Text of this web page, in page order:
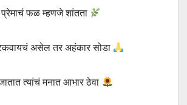
प्रेमाचं फळ म्हणजे शांतता
असेल तर अहंकार सोडा
त्यांचं मनात आभार ठेवा